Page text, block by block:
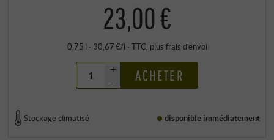
23,00 €
0,75 l · 30,67 €/l · TTC, plus frais d’envoi
+
–
ACHETER
Stockage climatisé disponible immédiatement